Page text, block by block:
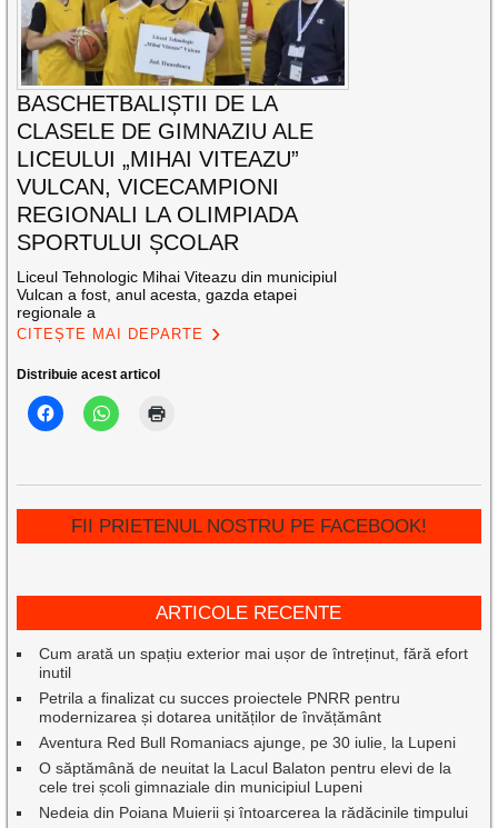
BASCHETBALIȘTII DE LA
CLASELE DE GIMNAZIU ALE
LICEULUI „MIHAI VITEAZU”
VULCAN, VICECAMPIONI
REGIONALI LA OLIMPIADA
SPORTULUI ȘCOLAR
Liceul Tehnologic Mihai Viteazu din municipiul
Vulcan a fost, anul acesta, gazda etapei
regionale a
CITEȘTE MAI DEPARTE
Distribuie acest articol
FII PRIETENUL NOSTRU PE FACEBOOK!
ARTICOLE RECENTE
Cum arată un spațiu exterior mai ușor de întreținut, fără efort
inutil
Petrila a finalizat cu succes proiectele PNRR pentru
modernizarea și dotarea unităților de învățământ
Aventura Red Bull Romaniacs ajunge, pe 30 iulie, la Lupeni
O săptămână de neuitat la Lacul Balaton pentru elevi de la
cele trei școli gimnaziale din municipiul Lupeni
Nedeia din Poiana Muierii și întoarcerea la rădăcinile timpului